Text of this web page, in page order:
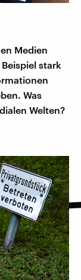
Medien
stark
Was
Welten?